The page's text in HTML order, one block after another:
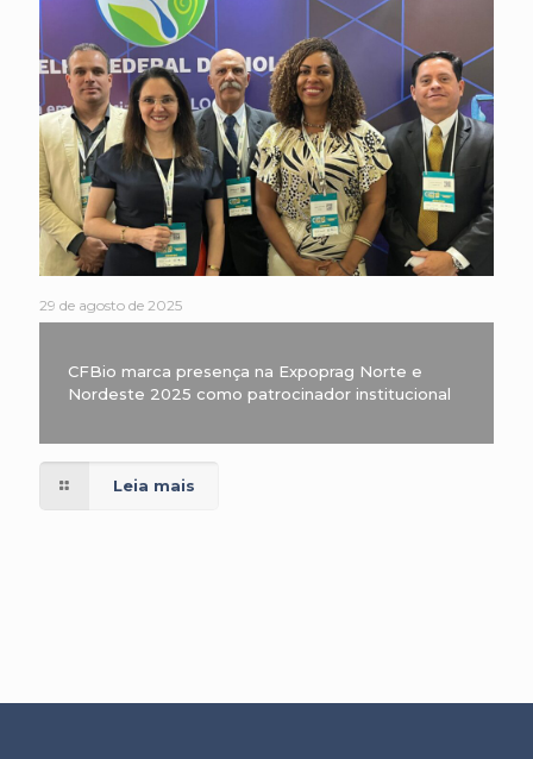
29 de agosto de 2025
CFBio marca presença na Expoprag Norte e
Nordeste 2025 como patrocinador institucional
Leia mais